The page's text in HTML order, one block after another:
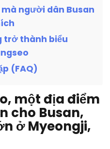
người dân Busan
trở thành biểu
(FAQ)
một địa điểm
cho Busan,
ở Myeongji,